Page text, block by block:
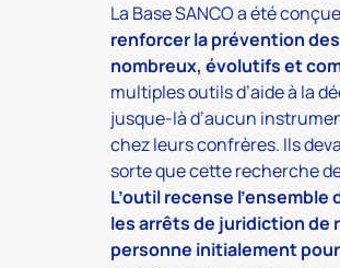
La Base SANCO a été
renforcer la prévention
nombreux, évolutifs et
multiples outils d’aide à la
jusque-là d’aucun
chez leurs confrères. Ils
sorte que cette recherche
L’outil recense l’ensemble
les arrêts de juridiction de
personne initialement